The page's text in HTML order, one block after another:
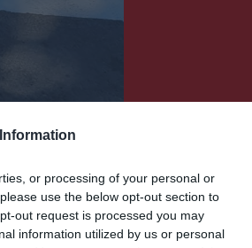
or processing of your personal or
use the below opt-out section to
out request is processed you may
information utilized by us or personal